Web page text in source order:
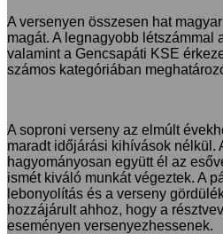
A versenyen összesen hat
magát. A legnagyobb létszámmal
valamint a Gencsapáti KSE
számos kategóriában
A soproni verseny az elmúlt
maradt időjárási kihívások nélkül.
hagyományosan együtt él az
ismét kiváló munkát végeztek. A
lebonyolítás és a verseny
hozzájárult ahhoz, hogy a
eseményen versenyezhessenek.